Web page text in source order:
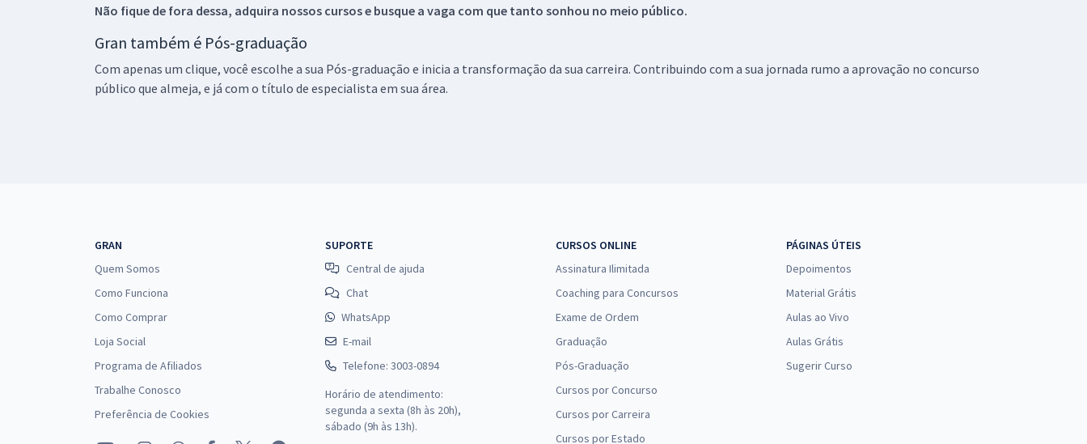
Não fique de fora dessa, adquira nossos cursos e busque a vaga com que tanto sonhou no meio público.
Gran também é Pós-graduação
Com apenas um clique, você escolhe a sua Pós-graduação e inicia a transformação da sua carreira. Contribuindo com a sua jornada rumo a aprovação no concurso
público que almeja, e já com o título de especialista em sua área.
GRAN
Quem Somos
Como Funciona
Como Comprar
Loja Social
Programa de Afiliados
Trabalhe Conosco
Preferência de Cookies
SUPORTE
Central de ajuda
Chat
WhatsApp
E-mail
Telefone: 3003-0894
Horário de atendimento:
segunda a sexta (8h às 20h),
sábado (9h às 13h).
CURSOS ONLINE
Assinatura Ilimitada
Coaching para Concursos
Exame de Ordem
Graduação
Pós-Graduação
Cursos por Concurso
Cursos por Carreira
Cursos por Estado
PÁGINAS ÚTEIS
Depoimentos
Material Grátis
Aulas ao Vivo
Aulas Grátis
Sugerir Curso